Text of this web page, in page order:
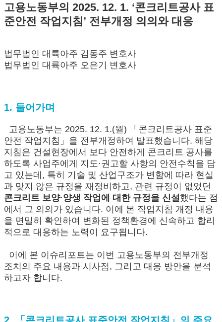
고용노동부의 2025. 12. 1. ‘콘크리트공사 표
준안전 작업지침’ 전부개정 의의와 대응
법무법인 대륙아주 김동주 변호사
법무법인 대륙아주 오은기 변호사
1. 들어가며
고용노동부는 2025. 12. 1.(월) 「콘크리트공사 표준
안전 작업지침」을 전부개정하여 발표했습니다. 해당
지침은 건설현장에서 보다 안전하게 콘크리트 공사를
하도록 사업주에게 지도·권고할 사항의 안전수칙을 담
고 있는데, 특히 기술 및 산업구조가 변함에 따라 현실
과 맞지 않은 규정을 재정비하고, 관련 규정이 없었던
콘크리트 보양·양생 작업에 대한 규정을 신설 했다는 점
에서 그 의의가 있습니다. 이에 본 작업지침 개정 내용
을 면밀히 확인하여 변화된 정책환경에 신속하고 합리
적으로 대응하는 노력이 요구됩니다.
이에 본 이슈리포트는 이번 고용노동부의 전부개정
조치의 주요 내용과 시사점, 그리고 대응 방안을 분석
하고자 합니다.